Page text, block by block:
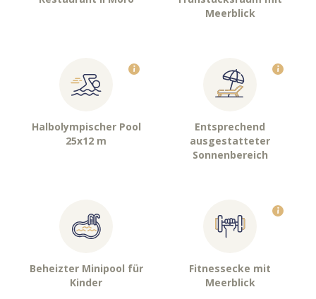
Meerblick
Halbolympischer Pool
25x12 m
Entsprechend
ausgestatteter
Sonnenbereich
Beheizter Minipool für
Kinder
Fitnessecke mit
Meerblick